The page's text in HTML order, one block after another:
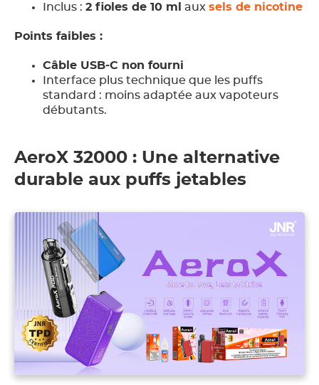
Inclus : 2 fioles de 10 ml aux sels de nicotine
Points faibles :
Câble USB-C non fourni
Interface plus technique que les puffs
standard : moins adaptée aux vapoteurs
débutants.
AeroX 32000 : Une alternative
durable aux puffs jetables